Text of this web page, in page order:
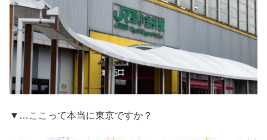
▼…ここって本当に東京ですか？